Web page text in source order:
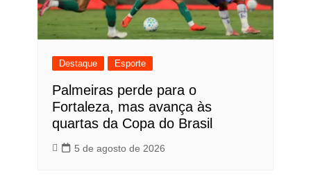
Destaque Esporte
Palmeiras perde para o
Fortaleza, mas avança às
quartas da Copa do Brasil
5 de agosto de 2026